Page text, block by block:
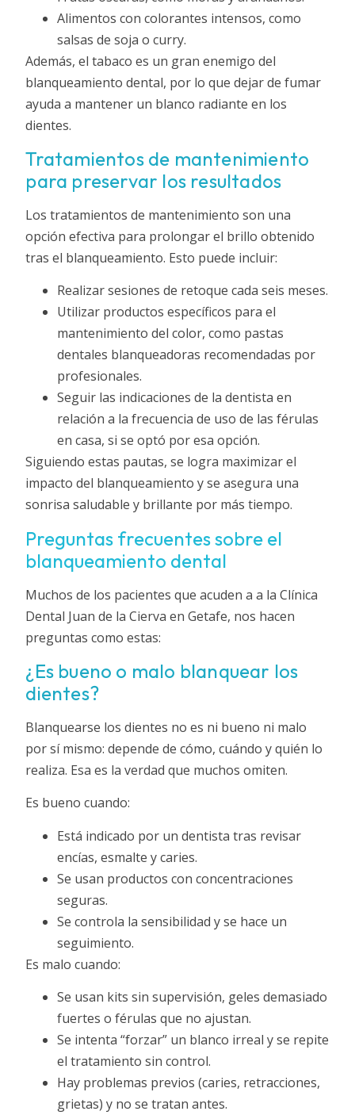
Alimentos con colorantes intensos, como
salsas de soja o curry.
Además, el tabaco es un gran enemigo del
blanqueamiento dental, por lo que dejar de fumar
ayuda a mantener un blanco radiante en los
dientes.
Tratamientos de mantenimiento
para preservar los resultados
Los tratamientos de mantenimiento son una
opción efectiva para prolongar el brillo obtenido
tras el blanqueamiento. Esto puede incluir:
Realizar sesiones de retoque cada seis meses.
Utilizar productos específicos para el
mantenimiento del color, como pastas
dentales blanqueadoras recomendadas por
profesionales.
Seguir las indicaciones de la dentista en
relación a la frecuencia de uso de las férulas
en casa, si se optó por esa opción.
Siguiendo estas pautas, se logra maximizar el
impacto del blanqueamiento y se asegura una
sonrisa saludable y brillante por más tiempo.
Preguntas frecuentes sobre el
blanqueamiento dental
Muchos de los pacientes que acuden a a la Clínica
Dental Juan de la Cierva en Getafe, nos hacen
preguntas como estas:
¿Es bueno o malo blanquear los
dientes?
Blanquearse los dientes no es ni bueno ni malo
por sí mismo: depende de cómo, cuándo y quién lo
realiza. Esa es la verdad que muchos omiten.
Es bueno cuando:
Está indicado por un dentista tras revisar
encías, esmalte y caries.
Se usan productos con concentraciones
seguras.
Se controla la sensibilidad y se hace un
seguimiento.
Es malo cuando:
Se usan kits sin supervisión, geles demasiado
fuertes o férulas que no ajustan.
Se intenta “forzar” un blanco irreal y se repite
el tratamiento sin control.
Hay problemas previos (caries, retracciones,
grietas) y no se tratan antes.